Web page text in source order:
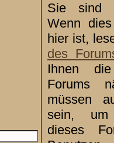
Sie sind
Wenn
hier ist,
des
Ihnen
Forums
müssen
sein, um
dieses